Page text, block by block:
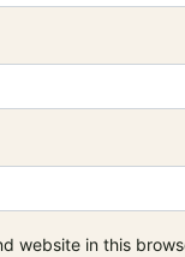
website in this